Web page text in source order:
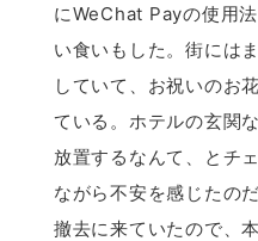
にWeChat Payの使用
い食いもした。街には
していて、お祝いのお
ている。ホテルの玄関
放置するなんて、とチ
ながら不安を感じたの
撤去に来ていたので、